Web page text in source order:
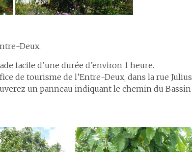
Deux.
facile d’une durée d’environ 1 heure.
de tourisme de l’Entre-Deux, dans la rue Julius
un panneau indiquant le chemin du Bassin